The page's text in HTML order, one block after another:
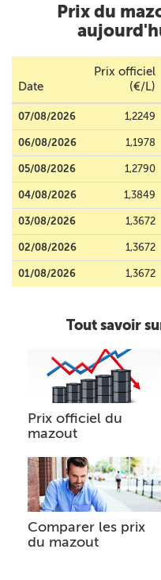
Prix du
Date
Prix officiel
(€/L)
07/08/2026 1,2249
06/08/2026 1,1978
05/08/2026 1,2790
04/08/2026 1,3849
03/08/2026 1,3672
02/08/2026 1,3672
01/08/2026 1,3672
Tout savoir
Prix officiel du
mazout
Comparer les prix
du mazout